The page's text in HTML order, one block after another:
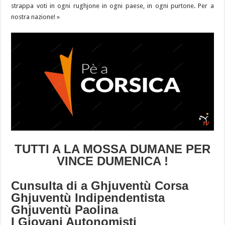
strappa voti in ogni rughjone in ogni paese, in ogni purtone. Per a
nostra nazione! »
TUTTI A LA MOSSA DUMANE PER
VINCE DUMENICA !
Cunsulta di a Ghjuventù Corsa
Ghjuventù Indipendentista
Ghjuventù Paolina
I Giovani Autonomisti